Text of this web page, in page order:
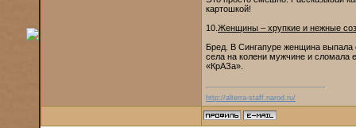
картошкой!
10. Женщины – хрупкие и нежные
Бред. В Сингапуре женщина выпала
села на колени мужчине и сломала
«КрАЗа».
http://alterra-staff.narod.ru/